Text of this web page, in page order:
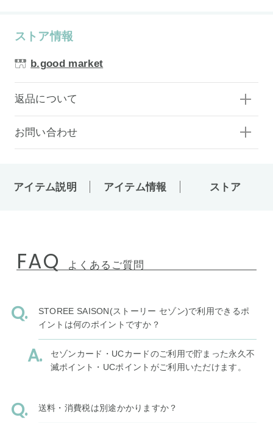
ストア情報
b.good market
返品について
お問い合わせ
アイテム説明 アイテム情報 ストア
FAQ よくあるご質問
STOREE SAISON(ストーリー セゾン)で利用できるポ
イントは何のポイントですか？
セゾンカード・UCカードのご利用で貯まった永久不
滅ポイント・UCポイントがご利用いただけます。
送料・消費税は別途かかりますか？